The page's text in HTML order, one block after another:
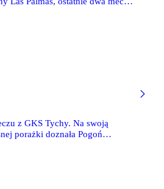
z GKS Tychy. Na swoją
porażki doznała Pogoń